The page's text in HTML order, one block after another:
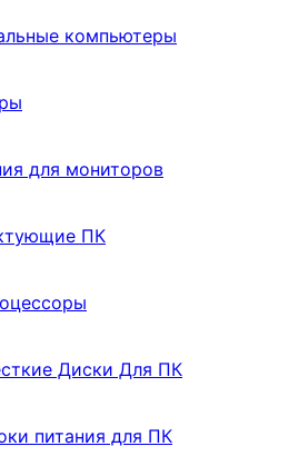
компьютеры
для мониторов
ПК
Диски Для ПК
питания для ПК